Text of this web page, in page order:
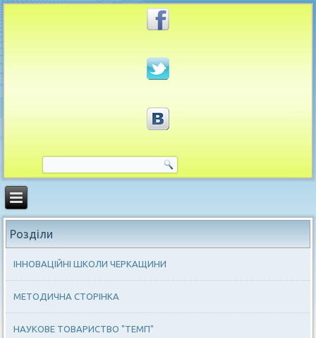
Розділи
ІННОВАЦІЙНІ ШКОЛИ ЧЕРКАЩИНИ
МЕТОДИЧНА СТОРІНКА
НАУКОВЕ ТОВАРИСТВО "ТЕМП"